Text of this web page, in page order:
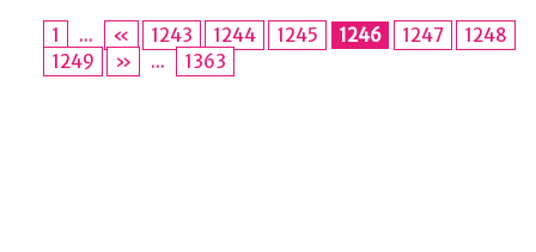
1 ... « 1243 1244 1245 1246 1247
1248
1249
» ... 1363